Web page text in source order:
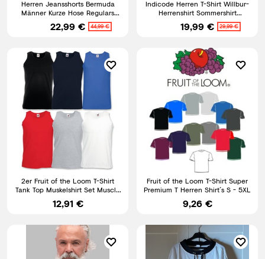
Herren Jeansshorts Bermuda
Männer Kurze Hose Regulars
SLIM Fit
22,99 € 44,99 €
Indicode Herren T-Shirt Willbur-
Herrenshirt Sommershirt
Rundhalsausschnitt Shirt
19,99 € 29,99 €
2er Fruit of the Loom T-Shirt
Tank Top Muskelshirt Set Muscle
Shirt Herren Shirt
12,91 €
Fruit of the Loom T-Shirt Super
Premium T Herren Shirt´s S - 5XL
9,26 €